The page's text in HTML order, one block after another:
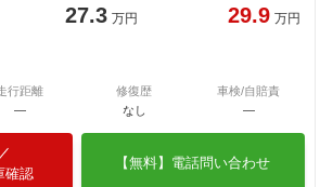
27.3 万円 29.9 万円
行距離
―
修復歴
なし
車検/自賠責
―
確認
【無料】電話問い合わせ